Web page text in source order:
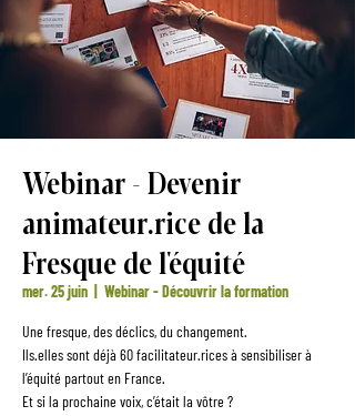
Webinar - Devenir
animateur.rice de la
Fresque de l'équité
mer. 25 juin Webinar - Découvrir la formation
Une fresque, des déclics, du changement.
Ils.elles sont déjà 60 facilitateur.rices à sensibiliser à
l’équité partout en France.
Et si la prochaine voix, c’était la vôtre ?